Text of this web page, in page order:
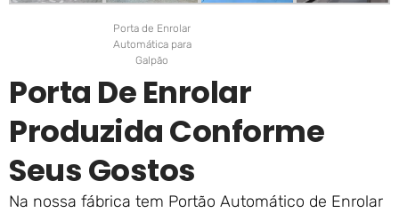
Porta de Enrolar
Automática para
Galpão
Porta De Enrolar
Produzida Conforme
Seus Gostos
Na nossa fábrica tem Portão Automático de Enrolar